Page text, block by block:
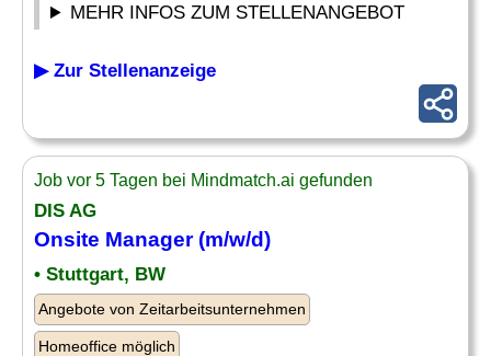
MEHR INFOS ZUM STELLENANGEBOT
▶ Zur Stellenanzeige
Job vor 5 Tagen bei Mindmatch.ai gefunden
DIS AG
Onsite Manager (m/w/d)
• Stuttgart, BW
Angebote von Zeitarbeitsunternehmen
Homeoffice möglich